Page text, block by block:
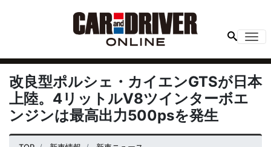
改良型ポルシェ・カイエンGTSが日本
上陸。4リットルV8ツインターボエ
ンジンは最高出力500psを発生